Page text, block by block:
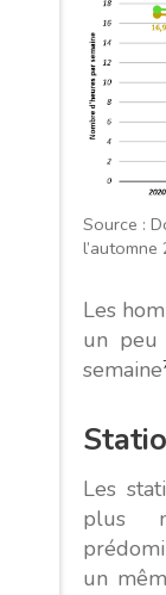
Source :
Les
un peu
semaine
Les
plus
un